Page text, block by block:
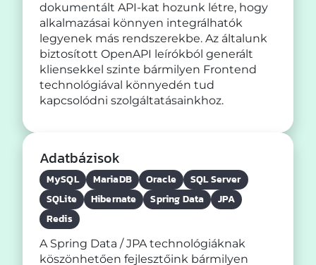
dokumentált API-kat hozunk létre, hogy
alkalmazásai könnyen integrálhatók
legyenek más rendszerekbe. Az általunk
biztosított OpenAPI leírókból generált
kliensekkel szinte bármilyen Frontend
technológiával könnyedén tud
kapcsolódni szolgáltatásainkhoz.
Adatbázisok
MySQL MariaDB Oracle
SQL Server
SQLite
Hibernate Spring Data
JPA
Redis
A Spring Data / JPA technológiáknak
köszönhetően fejlesztőink bármilyen